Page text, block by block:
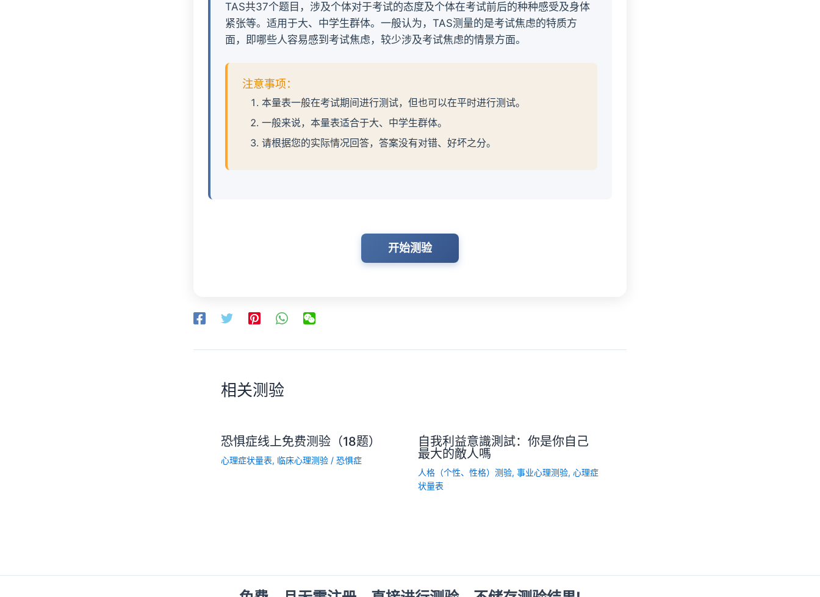
TAS共37个题目，涉及个体对于考试的态度及个体在考试前后的种种感受及身体
紧张等。适用于大、中学生群体。一般认为，TAS测量的是考试焦虑的特质方
面，即哪些人容易感到考试焦虑，较少涉及考试焦虑的情景方面。
注意事项：
本量表一般在考试期间进行测试，但也可以在平时进行测试。
一般来说，本量表适合于大、中学生群体。
请根据您的实际情况回答，答案没有对错、好坏之分。
开始测验
相关测验
恐惧症线上免费测验（18题）
心理症状量表, 临床心理测验 / 恐惧症
自我利益意識測試：你是你自己
最大的敵人嗎
人格（个性、性格）测验, 事业心理测验, 心理症
状量表